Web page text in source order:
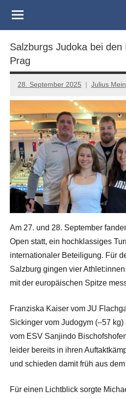
Judo
Landesverband
Salzburg
Salzburgs Judoka bei den
Prag
28. September 2025 Julius
Am 27. und 28. September
Open statt, ein hochklassiges
internationaler Beteiligung. Für
Salzburg gingen vier
mit der europäischen Spitze
Franziska Kaiser vom JU
Sickinger vom Judogym (–57
vom ESV Sanjindo
leider bereits in ihren
und schieden damit früh aus
Für einen Lichtblick sorgte